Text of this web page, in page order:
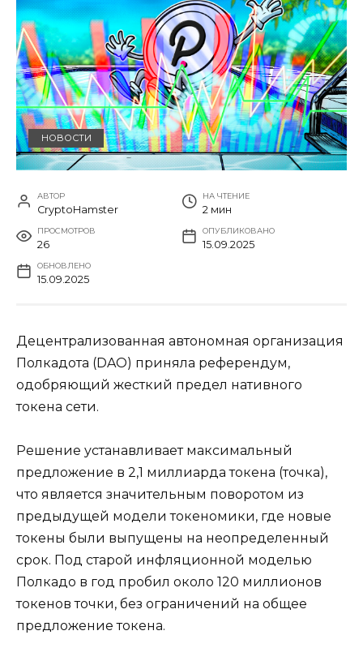
НОВОСТИ
АВТОР
CryptoHamster
НА ЧТЕНИЕ
2 мин
ПРОСМОТРОВ
26
ОПУБЛИКОВАНО
15.09.2025
ОБНОВЛЕНО
15.09.2025
Децентрализованная автономная организация
Полкадота (DAO) приняла референдум,
одобряющий жесткий предел нативного
токена сети.
Решение устанавливает максимальный
предложение в 2,1 миллиарда токена (точка),
что является значительным поворотом из
предыдущей модели токеномики, где новые
токены были выпущены на неопределенный
срок. Под старой инфляционной моделью
Полкадо в год пробил около 120 миллионов
токенов точки, без ограничений на общее
предложение токена.